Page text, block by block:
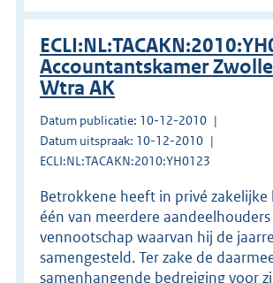
Accountantskamer
Wtra AK
Datum publicatie: 10-12-2010
Datum uitspraak: 10-12-2010
ECLI:NL:TACAKN:2010:YH0123
Betrokkene heeft in privé
één van meerdere
vennootschap waarvan hij de
samengesteld. Ter zake de
samenhangende bedreiging voor